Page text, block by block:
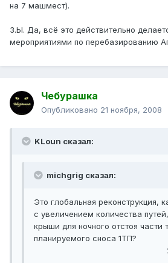
на 7 машмест).
З.Ы. Да, всё это действительно
мероприятиями по перебазированию
Чебурашка
Опубликовано 21 ноября, 2008
KLoun сказал:
michgrig сказал:
Это глобальная реконструкция,
с увеличением количества
крыши для ночного отстоя части
планируемого сноса 1ТП?